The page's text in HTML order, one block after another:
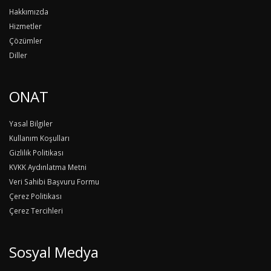
Hakkımızda
Hizmetler
Çözümler
Diller
ONAT
Yasal Bilgiler
Kullanım Koşulları
Gizlilik Politikası
KVKK Aydınlatma Metni
Veri Sahibi Başvuru Formu
Çerez Politikası
Çerez Tercihleri
Sosyal Medya